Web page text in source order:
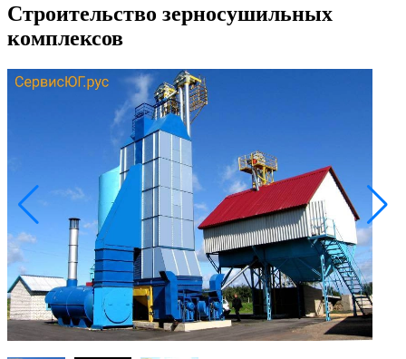
Строительство зерносушильных
комплексов